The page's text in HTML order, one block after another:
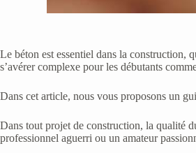
Le béton est essentiel dans la construction,
s’avérer complexe pour les débutants
Dans cet article, nous vous proposons un
Dans tout projet de construction, la qualité
professionnel aguerri ou un amateur